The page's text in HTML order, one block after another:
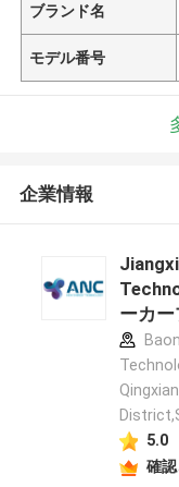
ブランド名
モデル番号
企業情報
ーカ
5.0
確